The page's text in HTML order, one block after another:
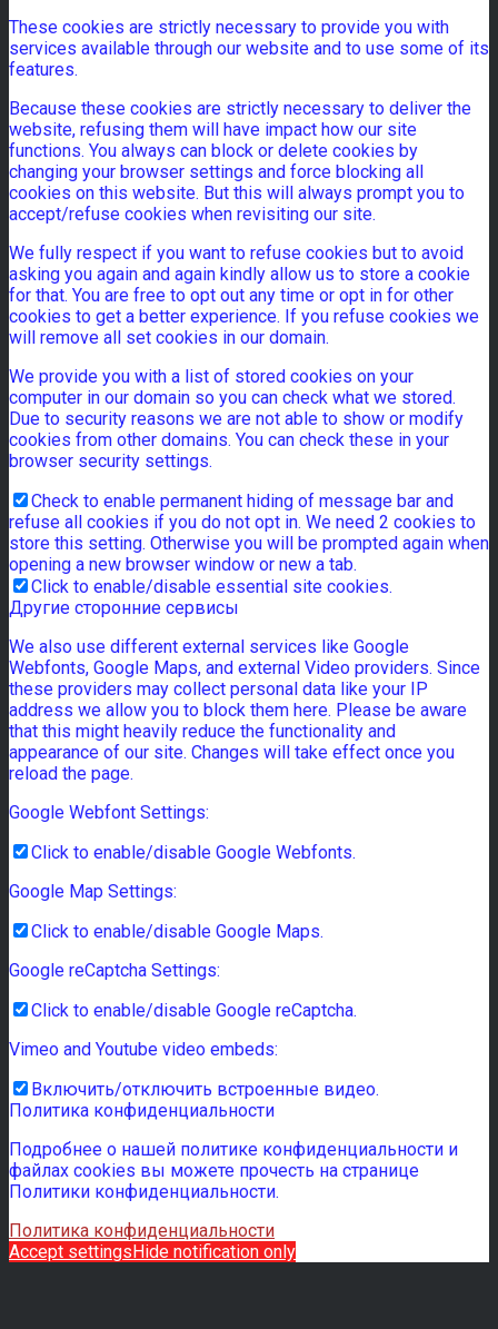
These cookies are strictly necessary to provide you with
services available through our website and to use some of its
features.
Because these cookies are strictly necessary to deliver the
website, refusing them will have impact how our site
functions. You always can block or delete cookies by
changing your browser settings and force blocking all
cookies on this website. But this will always prompt you to
accept/refuse cookies when revisiting our site.
We fully respect if you want to refuse cookies but to avoid
asking you again and again kindly allow us to store a cookie
for that. You are free to opt out any time or opt in for other
cookies to get a better experience. If you refuse cookies we
will remove all set cookies in our domain.
We provide you with a list of stored cookies on your
computer in our domain so you can check what we stored.
Due to security reasons we are not able to show or modify
cookies from other domains. You can check these in your
browser security settings.
Check to enable permanent hiding of message bar and
refuse all cookies if you do not opt in. We need 2 cookies to
store this setting. Otherwise you will be prompted again when
opening a new browser window or new a tab.
Click to enable/disable essential site cookies.
Другие сторонние сервисы
We also use different external services like Google
Webfonts, Google Maps, and external Video providers. Since
these providers may collect personal data like your IP
address we allow you to block them here. Please be aware
that this might heavily reduce the functionality and
appearance of our site. Changes will take effect once you
reload the page.
Google Webfont Settings:
Click to enable/disable Google Webfonts.
Google Map Settings:
Click to enable/disable Google Maps.
Google reCaptcha Settings:
Click to enable/disable Google reCaptcha.
Vimeo and Youtube video embeds:
Включить/отключить встроенные видео.
Политика конфиденциальности
Подробнее о нашей политике конфиденциальности и
файлах cookies вы можете прочесть на странице
Политики конфиденциальности.
Политика конфиденциальности
Accept settingsHide notification only